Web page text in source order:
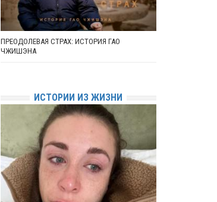
ПРЕОДОЛЕВАЯ СТРАХ: ИСТОРИЯ ГАО
ЧЖИШЭНА
ИСТОРИИ ИЗ ЖИЗНИ